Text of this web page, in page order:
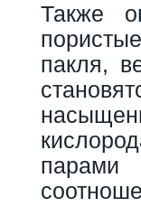
Также
пакля,